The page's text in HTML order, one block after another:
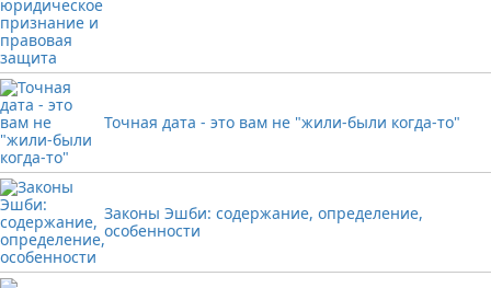
Точная дата - это вам не "жили-были когда-то"
Законы Эшби: содержание, определение,
особенности